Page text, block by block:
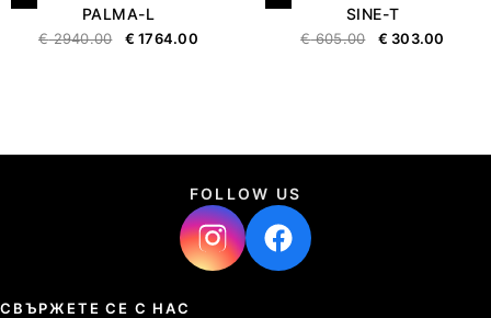
PALMA-L
€2940.00 € 1764.00
SINE-T
€605.00 € 303.00
FOLLOW US
СВЪРЖЕТЕ СЕ С НАС